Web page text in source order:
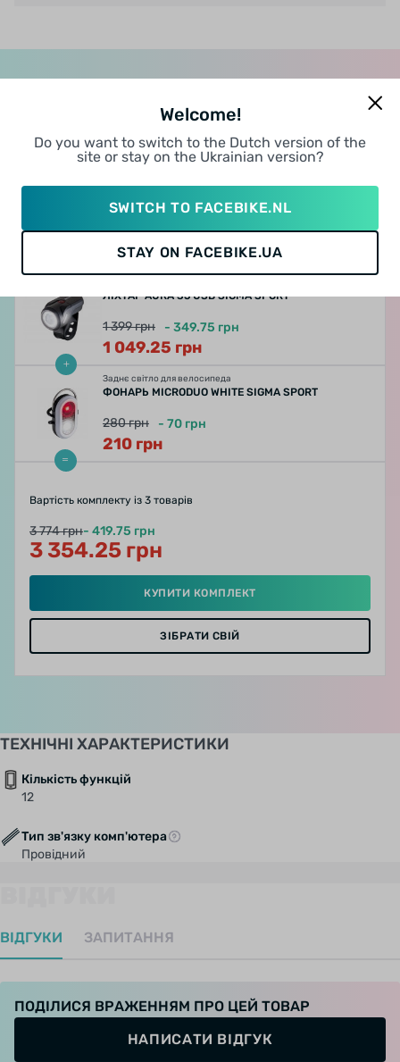
КООООМБО, РАЗОМ ДЕШЕВШЕ!
Купуй готові або збирай свої комплекти з потрібних
товарів та послуг зі знижкою
Велокомп'ютери
2 095грн
ЛІХТАР AURA 35 USB SIGMA SPORT
1 399грн - 349.75 грн
1 049.25 грн
Заднє світло для велосипеда
ФОНАРЬ MICRODUO WHITE SIGMA SPORT
280грн - 70 грн
210 грн
Вартість комплекту із 3 товарів
3 774 грн- 419.75 грн
3 354.25 грн
КУПИТИ КОМПЛЕКТ
ЗІБРАТИ СВІЙ
ТЕХНІЧНІ ХАРАКТЕРИСТИКИ
Кількість функцій
12
Тип зв'язку комп'ютера
Провідний
ВІДГУКИ ЗАПИТАННЯ
ПОДІЛИСЯ ВРАЖЕННЯМ ПРО ЦЕЙ ТОВАР
НАПИСАТИ ВІДГУК
Welcome!
Do you want to switch to the Dutch version of the
site or stay on the Ukrainian version?
SWITCH TO FACEBIKE.NL
STAY ON FACEBIKE.UA